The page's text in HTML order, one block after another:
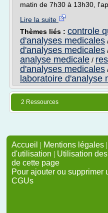
matin de 7h30 à 13h30,
Lire la suite
Thèmes liés : controle
d'analyses medicales
d'analyses medicales
analyse medicale /
d'analyses medicales
laboratoire d'analyse
2 Ressources
Accueil | Mentions légales |
d'utilisation | Utilisation
de cette page
Pour ajouter ou supprimer
CGUs